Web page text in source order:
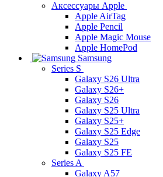
Аксессуары Apple
Apple AirTag
Apple Pencil
Apple Magic Mouse
Apple HomePod
Samsung
Series S
Galaxy S26 Ultra
Galaxy S26+
Galaxy S26
Galaxy S25 Ultra
Galaxy S25+
Galaxy S25 Edge
Galaxy S25
Galaxy S25 FE
Series A
Galaxy A57